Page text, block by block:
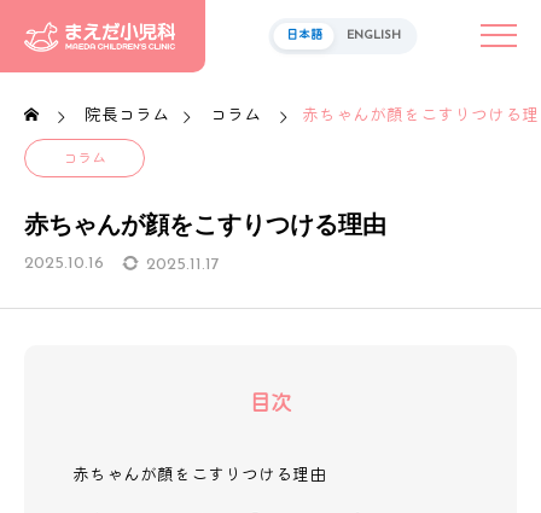
日本語 ENGLISH
院長コラム コラム 赤ちゃんが顔をこすりつける
コラム
赤ちゃんが顔をこすりつける理由
2025.10.16 2025.11.17
目次
赤ちゃんが顔をこすりつける理由